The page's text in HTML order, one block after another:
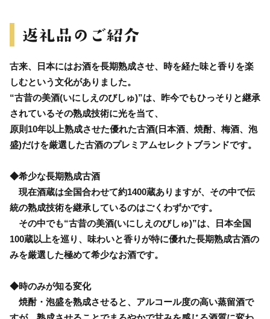
古来、日本にはお酒を長期熟成させ、時を経た味と香りを楽
しむという文化がありました。
“古昔の美酒(いにしえのびしゅ)”は、昨今でもひっそりと継承
されているその熟成技術に光を当て、
原則10年以上熟成させた優れた古酒(日本酒、焼酎、梅酒、泡
盛)だけを厳選した古酒のプレミアムセレクトブランドです。
◆希少な長期熟成古酒
現在酒蔵は全国合わせて約1400蔵ありますが、その中で伝
統の熟成技術を継承しているのはごくわずかです。
その中でも“古昔の美酒(いにしえのびしゅ)”は、日本全国
100蔵以上を巡り、味わいと香りが特に優れた長期熟成古酒の
みを厳選した極めて希少なお酒です。
◆時のみが知る変化
焼酎・泡盛を熟成させると、アルコール度の高い蒸留酒で